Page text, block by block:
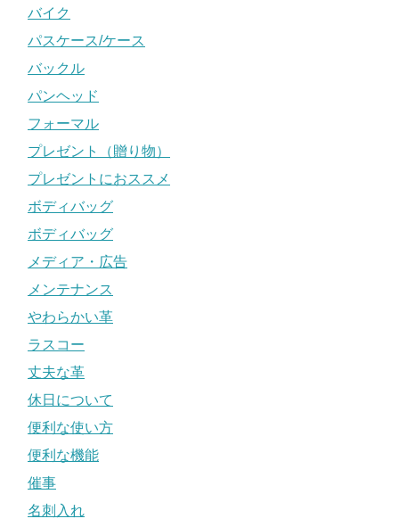
バイク
パスケース/ケース
バックル
パンヘッド
フォーマル
プレゼント（贈り物）
プレゼントにおススメ
ボディバッグ
ボディバッグ
メディア・広告
メンテナンス
やわらかい革
ラスコー
丈夫な革
休日について
便利な使い方
便利な機能
催事
名刺入れ